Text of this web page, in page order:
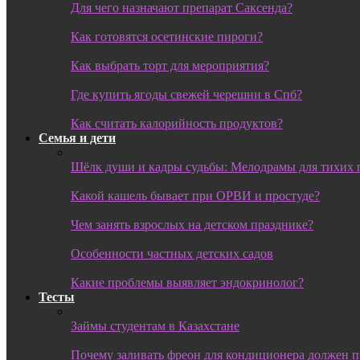
Для чего назначают препарат Саксенда?
Как готовятся осетинские пироги?
Как выбрать торт для мероприятия?
Где купить ягоды свежей черешни в Спб?
Как считать калорийность продуктов?
Семья и дети
Шёлк души и кадры судьбы: Мелодрамы для тихих
Какой кашель бывает при ОРВИ и простуде?
Чем занять взрослых на детском празднике?
Особенности частных детских садов
Какие проблемы выявляет эндокринолог?
Тесты
Займы студентам в Казахстане
Почему заливать фреон для кондиционера должен